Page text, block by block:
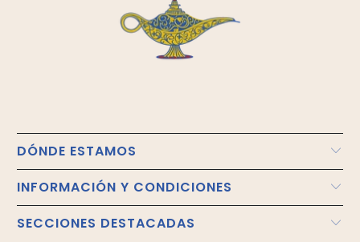
DÓNDE ESTAMOS
INFORMACIÓN Y CONDICIONES
SECCIONES DESTACADAS